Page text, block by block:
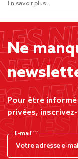
En savoir plus...
Ne
Pour être
privées,
E-mail*